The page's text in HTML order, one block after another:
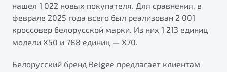
В наличии
нашел 1 022 новых покупателя. Для сравнения, в
феврале 2025 года всего был реализован 2 001
кроссовер белорусской марки. Из них 1 213 единиц
модели X50 и 788 единиц — X70.
Белорусский бренд Belgee предлагает клиентам